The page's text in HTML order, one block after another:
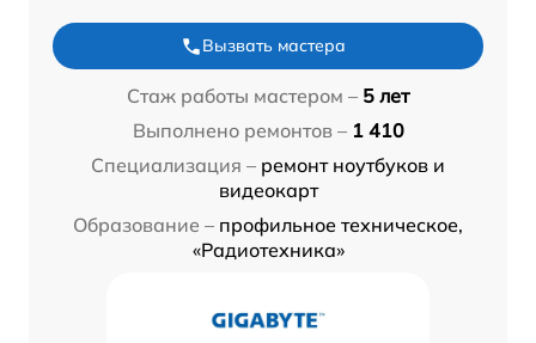
Вызвать мастера
Стаж работы мастером – 5 лет
Выполнено ремонтов – 1 410
Специализация – ремонт ноутбуков и
видеокарт
Образование – профильное техническое,
«Радиотехника»